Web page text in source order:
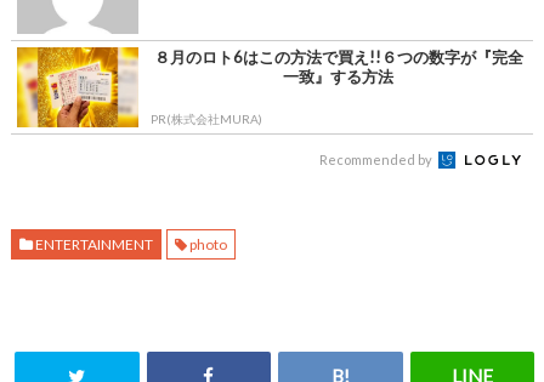
８月のロト6はこの方法で買え!!６つの数字が『完全
一致』する方法
PR(株式会社MURA)
Recommended by
ENTERTAINMENT photo